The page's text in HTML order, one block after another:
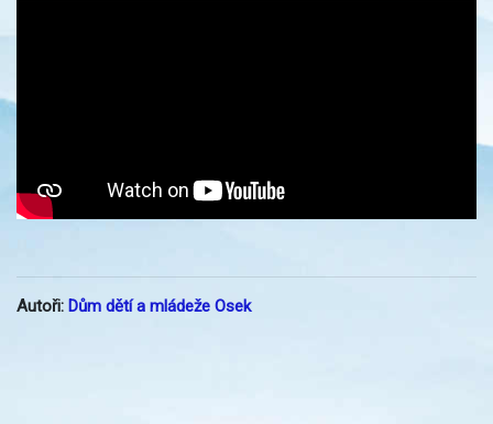
Autoři: Dům dětí a mládeže Osek